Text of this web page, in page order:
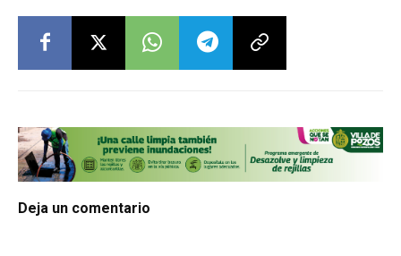
Deja un comentario